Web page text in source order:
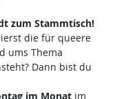
zum Stammtisch!
die für queere
ums Thema
Dann bist du
im Monat im